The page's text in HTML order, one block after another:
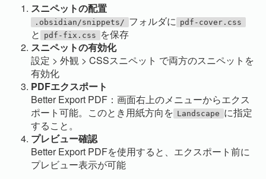
スニペットの配置
.obsidian/snippets/ フォルダに pdf-cover.css
と pdf-fix.css を保存
スニペットの有効化
設定 > 外観 > CSSスニペット で両方のスニペットを
有効化
PDFエクスポート
Better Export PDF：画面右上のメニューからエクス
ポート可能。このとき用紙方向を Landscape に指定
すること。
プレビュー確認
Better Export PDFを使用すると、エクスポート前に
プレビュー表示が可能